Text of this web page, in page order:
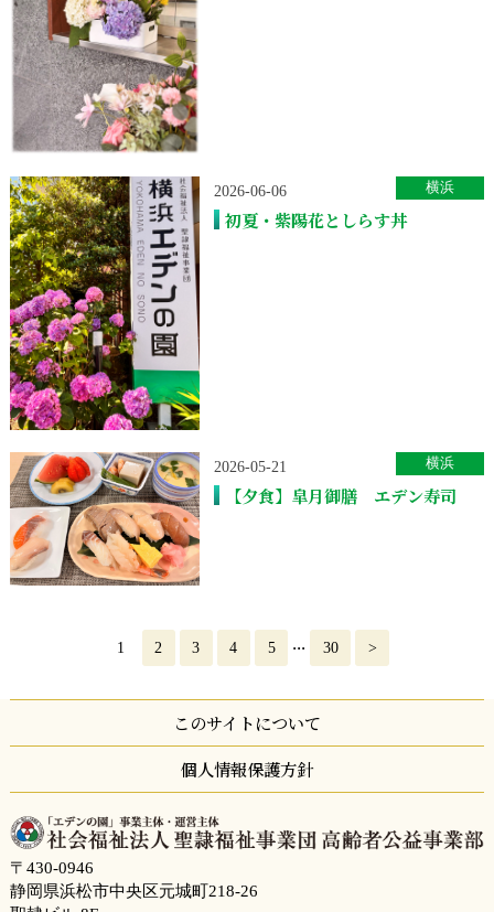
2026-06-06
初夏・紫陽花としらす丼
横浜
2026-05-21
【夕食】皐月御膳 エデン寿司
横浜
1 2 3 4 5 ... 30 >
このサイトについて
個人情報保護方針
〒430-0946
静岡県浜松市中央区元城町218-26